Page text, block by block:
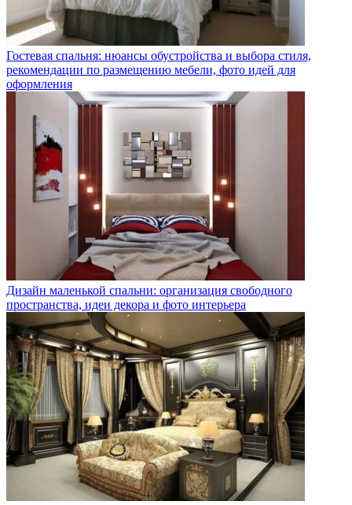
Гостевая спальня: нюансы обустройства и выбора стиля,
рекомендации по размещению мебели, фото идей для
оформления
Дизайн маленькой спальни: организация свободного
пространства, идеи декора и фото интерьера